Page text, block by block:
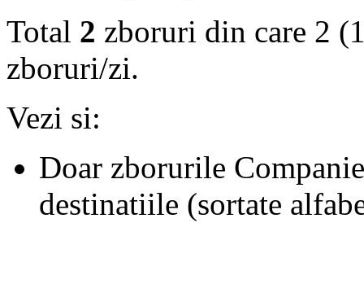
Total 2 zboruri din care 2
zboruri/zi.
Vezi si:
Doar zborurile
destinatiile (sortate